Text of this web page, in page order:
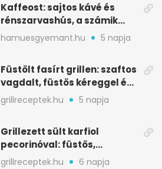
Kaffeost: sajtos kávé és
rénszarvashús, a számik
melegítő itala
hamuesgyemant.hu 5 napja
Füstölt fasírt grillen: szaftos
vagdalt, füstös kéreggel és
BBQ mázzal
grillreceptek.hu 5 napja
Grillezett sült karfiol
pecorinóval: füstös,
karamellizált nyári kedvenc
grillreceptek.hu 6 napja